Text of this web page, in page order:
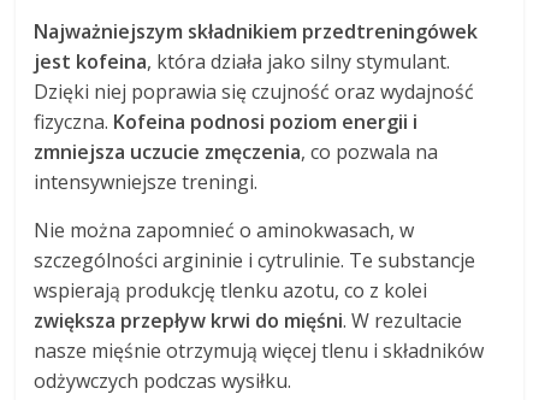
Najważniejszym składnikiem przedtreningówek
jest kofeina, która działa jako silny stymulant.
Dzięki niej poprawia się czujność oraz wydajność
fizyczna. Kofeina podnosi poziom energii i
zmniejsza uczucie zmęczenia, co pozwala na
intensywniejsze treningi.
Nie można zapomnieć o aminokwasach, w
szczególności argininie i cytrulinie. Te substancje
wspierają produkcję tlenku azotu, co z kolei
zwiększa przepływ krwi do mięśni. W rezultacie
nasze mięśnie otrzymują więcej tlenu i składników
odżywczych podczas wysiłku.